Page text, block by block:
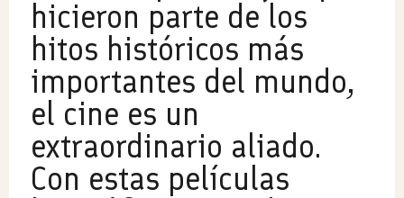
hicieron parte de los
hitos históricos más
importantes del mundo,
el cine es un
extraordinario aliado.
Con estas películas